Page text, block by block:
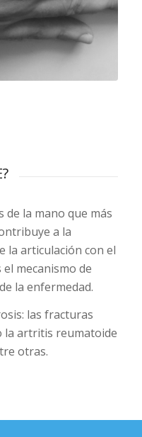
de la mano que más
a la
la articulación con el
mecanismo de
la enfermedad.
las fracturas
la artritis reumatoide
otras.